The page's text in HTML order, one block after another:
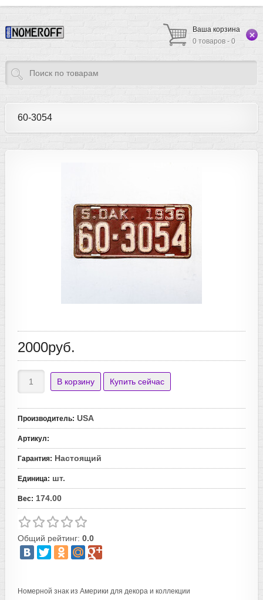
Ваша корзина
0 товаров - 0
60-3054
2000руб.
Производитель: USA
Артикул:
Гарантия: Настоящий
Единица: шт.
Вес: 174.00
Общий рейтинг: 0.0
Номерной знак из Америки для декора и коллекции